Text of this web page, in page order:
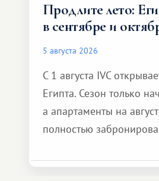
Продлите лето:
в сентябре и
5 августа 2026
С 1 августа IVC
Египта. Сезон только
а апартаменты на
полностью